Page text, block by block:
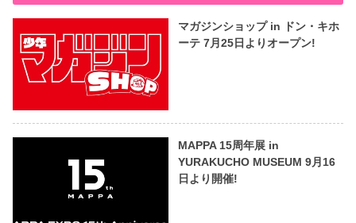
マガジンショップ in ドン・キホ
ーテ 7月25日よりオープン!
MAPPA 15周年展 in
YURAKUCHO MUSEUM 9月16
日より開催!